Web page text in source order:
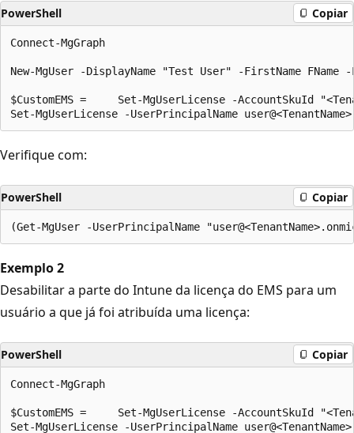
PowerShell Copiar
Connect-MgGraph
New-MgUser -DisplayName "Test User" -FirstName FName -
$CustomEMS =     Set-MgUserLicense -AccountSkuId
Verifique com:
PowerShell Copiar
Exemplo 2
Desabilitar a parte do Intune da licença do EMS para um
usuário a que já foi atribuída uma licença:
PowerShell Copiar
Connect-MgGraph
$CustomEMS =     Set-MgUserLicense -AccountSkuId